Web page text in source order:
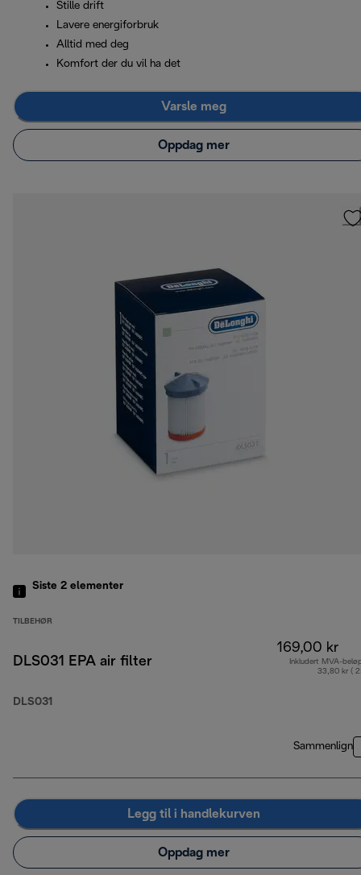
Stille drift
Lavere energiforbruk
Alltid med deg
Komfort der du vil ha det
Varsle meg
Oppdag mer
Siste 2 elementer
TILBEHØR
DLS031 EPA air filter
DLS031
169,00 kr
Inkludert MVA-
33,80 kr (
Sammenlign
Legg til i handlekurven
Oppdag mer